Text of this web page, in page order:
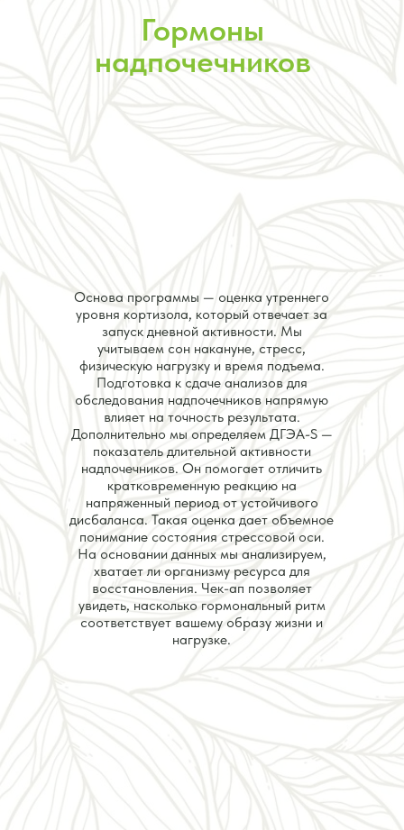
Гормоны
надпочечников
Основа программы — оценка утреннего
уровня кортизола, который отвечает за
запуск дневной активности. Мы
учитываем сон накануне, стресс,
физическую нагрузку и время подъема.
Подготовка к сдаче анализов для
обследования надпочечников напрямую
влияет на точность результата.
Дополнительно мы определяем ДГЭА-S —
показатель длительной активности
надпочечников. Он помогает отличить
кратковременную реакцию на
напряженный период от устойчивого
дисбаланса. Такая оценка дает объемное
понимание состояния стрессовой оси.
На основании данных мы анализируем,
хватает ли организму ресурса для
восстановления. Чек-ап позволяет
увидеть, насколько гормональный ритм
соответствует вашему образу жизни и
нагрузке.